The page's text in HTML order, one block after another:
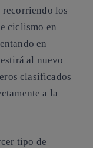
los
ciclismo en
en
al nuevo
clasificados
a la
tipo de